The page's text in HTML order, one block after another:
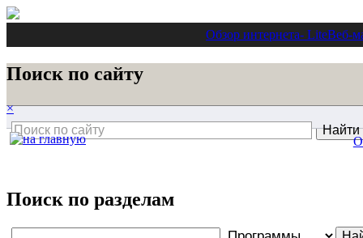
Обзор интернета- LiteВеб-
Поиск по сайту
×
Поиск по разделам